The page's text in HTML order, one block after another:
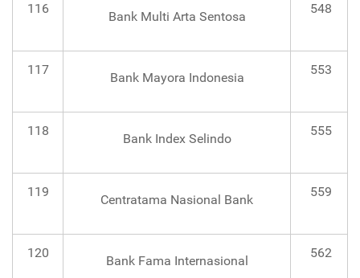
116
Bank Multi Arta Sentosa
548
117
Bank Mayora Indonesia
553
118
Bank Index Selindo
555
119
Centratama Nasional Bank
559
120
Bank Fama Internasional
562